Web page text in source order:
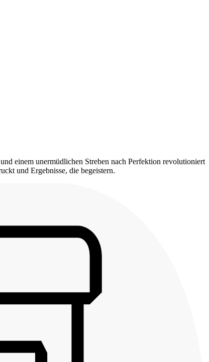
einem unermüdlichen Streben nach Perfektion revolutioniert
und Ergebnisse, die begeistern.